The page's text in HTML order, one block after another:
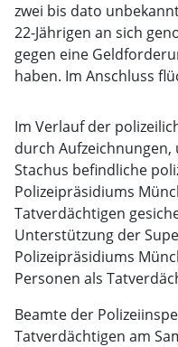
zwei bis dato
22-Jährigen an sich
gegen eine
haben. Im Anschluss
Im Verlauf der
durch
Stachus befindliche
Polizeipräsidiums
Tatverdächtigen
Unterstützung der
Polizeipräsidiums
Personen als
Beamte der
Tatverdächtigen am